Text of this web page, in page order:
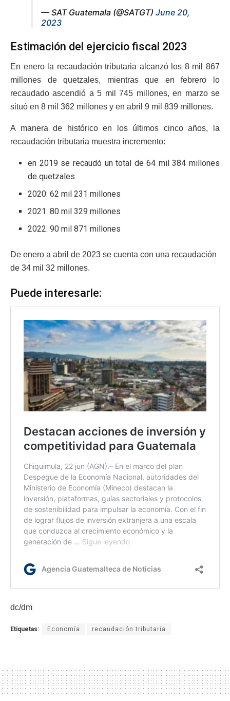
— SAT Guatemala (@SATGT) June 20,
2023
Estimación del ejercicio fiscal 2023
En enero la recaudación tributaria alcanzó los 8 mil 867
millones de quetzales, mientras que en febrero lo
recaudado ascendió a 5 mil 745 millones, en marzo se
situó en 8 mil 362 millones y en abril 9 mil 839 millones.
A manera de histórico en los últimos cinco años, la
recaudación tributaria muestra incremento:
en 2019 se recaudó un total de 64 mil 384 millones
de quetzales
2020: 62 mil 231 millones
2021: 80 mil 329 millones
2022: 90 mil 871 millones
De enero a abril de 2023 se cuenta con una recaudación
de 34 mil 32 millones.
Puede interesarle:
dc/dm
Etiquetas: Economía recaudación tributaria